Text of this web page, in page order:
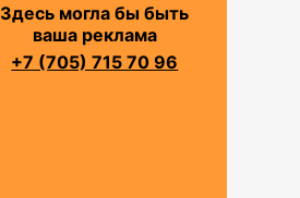
Здесь могла бы быть
ваша реклама
+7 (705) 715 70 96